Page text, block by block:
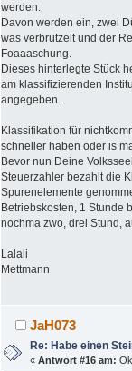
werden.
Davon werden ein, zwei
was verbrutzelt und der
Foaaaschung.
Dieses hinterlegte Stück
am klassifizierenden
angegeben.
Klassifikation für
schneller haben oder is
Bevor nun Deine
Steuerzahler bezahlt die
Spurenelemente
Betriebskosten, 1 Stunde
nochma zwo, drei Stund,
Lalali
Mettmann
JaH073
Re: Habe einen
«Antwort #16 am: